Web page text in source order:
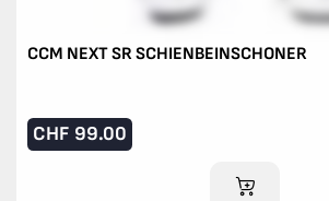
CCM NEXT SR SCHIENBEINSCHONER
CHF 99.00
IM WARENKORB